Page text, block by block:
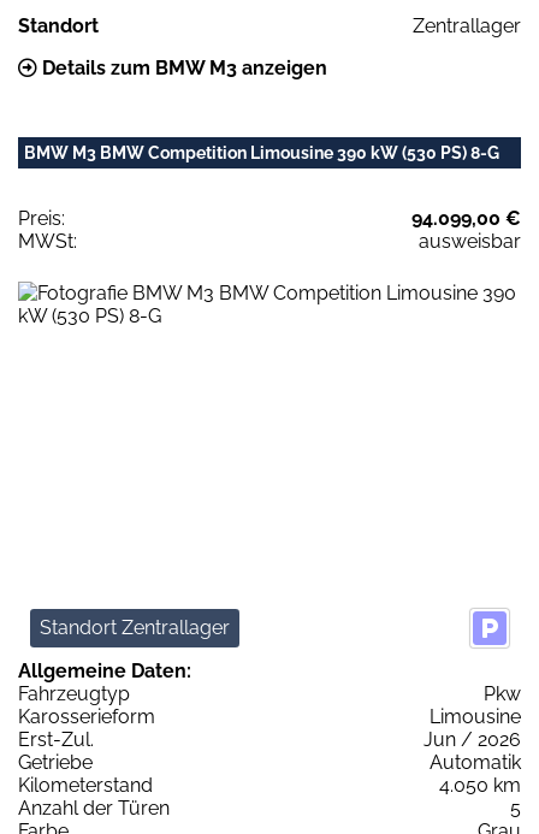
Standort
Zentrallager
Details zum BMW M3 anzeigen
BMW M3 BMW Competition Limousine 390 kW (530 PS) 8-G
Preis:
94.099,00 €
MWSt:
ausweisbar
Standort Zentrallager
Allgemeine Daten:
Fahrzeugtyp
Pkw
Karosserieform
Limousine
Erst-Zul.
Jun / 2026
Getriebe
Automatik
Kilometerstand
4.050 km
Anzahl der Türen
5